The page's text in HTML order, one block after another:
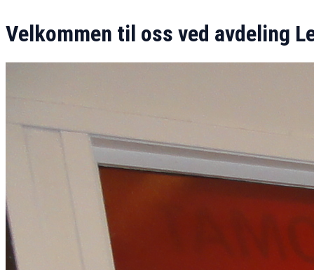
Velkommen til oss ved avdeling